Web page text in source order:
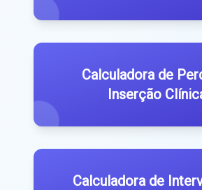
Calculadora de
Inserção
Calculadora de